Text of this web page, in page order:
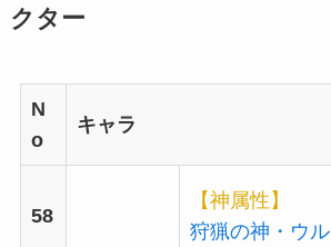
クター
N
o
キャラ
58
【神属性】
狩猟の神・ウル